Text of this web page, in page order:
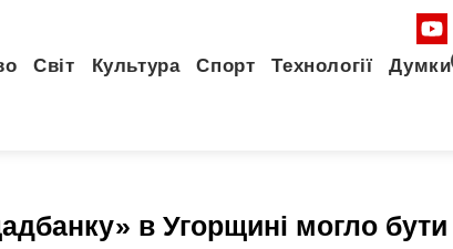
Світ Культура Спорт Технології Думки
в Угорщині могло бути